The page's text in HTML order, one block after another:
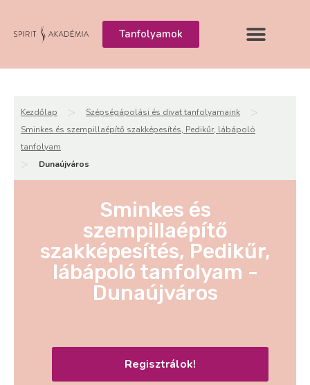
Tanfolyamok
Kezdőlap > Szépségápolási és divat tanfolyamaink >
Sminkes és szempillaépítő szakképesítés, Pedikűr, lábápoló
tanfolyam
> Dunaújváros
Sminkes és
szempillaépítő
szakképesítés, Pedikűr,
lábápoló tanfolyam -
Dunaújváros
Regisztrálok!